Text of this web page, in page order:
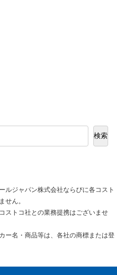
検索
ルジャパン株式会社ならびに各コスト
せん。
ストコ社との業務提携はございませ
ー名・商品等は、各社の商標または登